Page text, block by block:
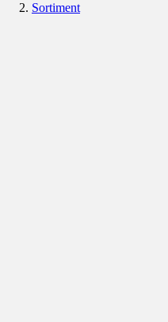
Sortiment